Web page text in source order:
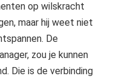
op wilskracht
maar hij weet niet
De
zou je kunnen
Die is de verbinding